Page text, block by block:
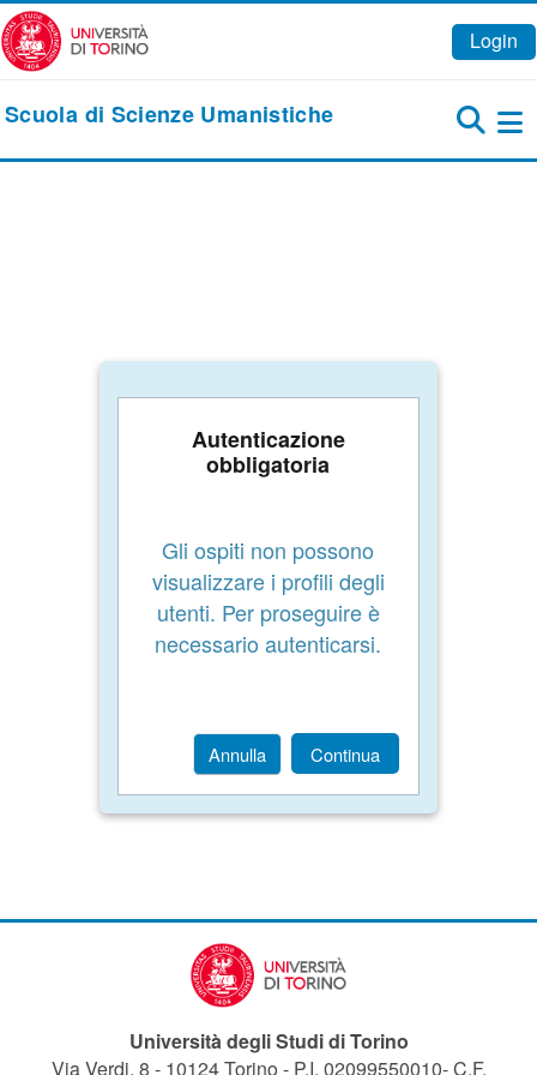
Vai al contenuto principale
Login
Scuola di Scienze Umanistiche
Autenticazione
obbligatoria
Gli ospiti non possono
visualizzare i profili degli
utenti. Per proseguire è
necessario autenticarsi.
Annulla Continua
Università degli Studi di Torino
Via Verdi, 8 - 10124 Torino - P.I. 02099550010- C.F.